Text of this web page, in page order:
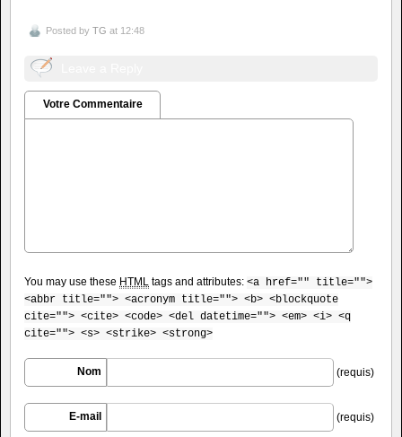
Posted by TG at 12:48
Votre Commentaire
You may use these HTML tags and attributes: <a href="" title="">
<abbr title=""> <acronym title=""> <b> <blockquote
cite=""> <cite> <code> <del datetime=""> <em> <i> <q
cite=""> <s> <strike> <strong>
Nom (requis)
E-mail (requis)